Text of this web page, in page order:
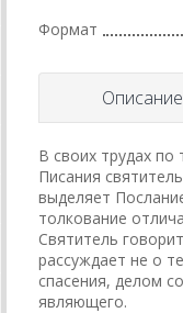
Формат
Описание
В своих трудах
Писания святитель
выделяет
толкование
Святитель
рассуждает не о
спасения, делом
являющего.